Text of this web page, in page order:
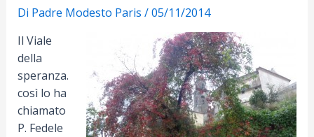
Di Padre Modesto Paris /05/11/2014
Il Viale
della
speranza.
così lo ha
chiamato
P. Fedele